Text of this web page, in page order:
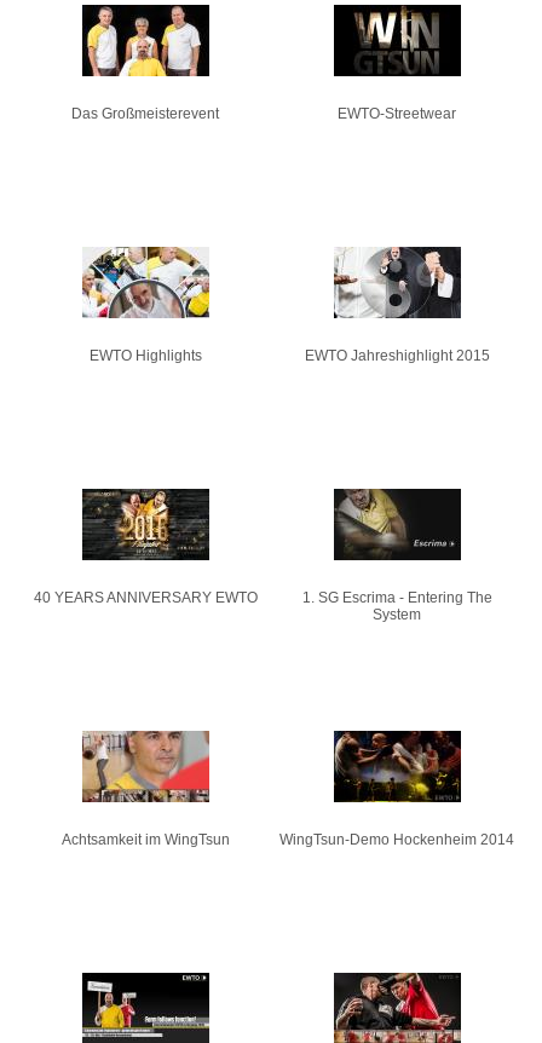
Das Großmeisterevent EWTO-Streetwear
EWTO Highlights EWTO Jahreshighlight 2015
40 YEARS ANNIVERSARY EWTO
1. SG Escrima - Entering The
System
Achtsamkeit im WingTsun WingTsun-Demo Hockenheim 2014
Pages